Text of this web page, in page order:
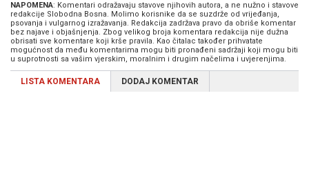
NAPOMENA: Komentari odražavaju stavove njihovih autora, a ne nužno i stavove
redakcije Slobodna Bosna. Molimo korisnike da se suzdrže od vrijeđanja,
psovanja i vulgarnog izražavanja. Redakcija zadržava pravo da obriše komentar
bez najave i objašnjenja. Zbog velikog broja komentara redakcija nije dužna
obrisati sve komentare koji krše pravila. Kao čitalac također prihvatate
mogućnost da među komentarima mogu biti pronađeni sadržaji koji mogu biti
u suprotnosti sa vašim vjerskim, moralnim i drugim načelima i uvjerenjima.
LISTA KOMENTARA DODAJ KOMENTAR